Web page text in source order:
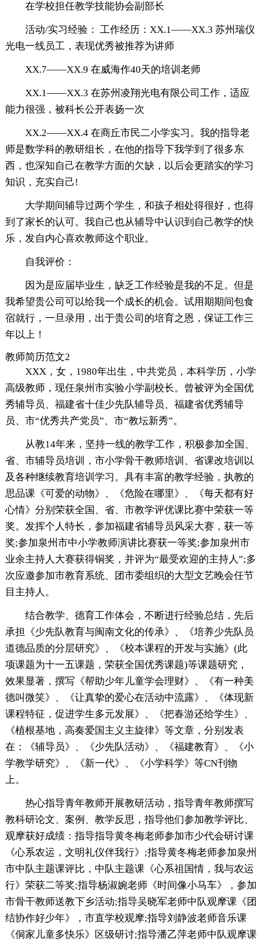
在学校担任教学技能协会副部长
活动/实习经验： 工作经历：XX.1——XX.3 苏州瑞仪
光电一线员工，表现优秀被推荐为讲师
XX.7——XX.9 在威海作40天的培训老师
XX.1——XX.3 在苏州凌翔光电有限公司工作，适应
能力很强，被科长公开表扬一次
XX.2——XX.4 在商丘市民二小学实习。我的指导老
师是数学科的教研组长，在他的指导下我学到了很多东
西，也深知自己在教学方面的欠缺，以后会更踏实的学习
知识，充实自己!
大学期间辅导过两个学生，和孩子相处得很好，也得
到了家长的认可。我自己也从辅导中认识到自己教学的快
乐，发自内心喜欢教师这个职业。
自我评价：
因为是应届毕业生，缺乏工作经验是我的不足。但是
我希望贵公司可以给我一个成长的机会。试用期期间包食
宿就行，一旦录用，出于贵公司的培育之恩，保证工作三
年以上！
教师简历范文2
XXX，女，1980年出生，中共党员，本科学历，小学
高级教师，现任泉州市实验小学副校长。曾被评为全国优
秀辅导员、福建省十佳少先队辅导员、福建省优秀辅导
员、市“优秀共产党员”、市“教坛新秀”。
从教14年来，坚持一线的教学工作，积极参加全国、
省、市辅导员培训，市小学骨干教师培训、省课改培训以
及各种继续教育培训学习。具有丰富的教学经验，执教的
思品课《可爱的动物》、《危险在哪里》、《每天都有好
心情》分别荣获全国、省、市教学评优课比赛中荣获一等
奖。发挥个人特长，参加福建省辅导员风采大赛，获一等
奖;参加泉州市中小学教师演讲比赛获一等奖;参加泉州市
业余主持人大赛获得铜奖，并评为“最受欢迎的主持人”;多
次应邀参加市教育系统、团市委组织的大型文艺晚会任节
目主持人。
结合教学、德育工作体会，不断进行经验总结，先后
承担《少先队教育与闽南文化的传承》、《培养少先队员
道德品质的分层研究》、《校本课程的开发与实施》(此
项课题为十一五课题，荣获全国优秀课题)等课题研究，
效果显著，撰写《帮助少年儿童学会理财》、《有一种美
德叫微笑》、《让真挚的爱心在活动中流露》、《体现新
课程特征，促进学生多元发展》、《把春游还给学生》、
《植根基地，高奏爱国主义主旋律》等文章，分别发表
在：《辅导员》、《少先队活动》、《福建教育》、《小
学教学研究》、《新一代》、《小学科学》等CN刊物
上。
热心指导青年教师开展教研活动，指导青年教师撰写
教科研论文、案例、教学反思，指导他们参加教学评比、
观摩获好成绩：指导指导黄冬梅老师参加市少代会研讨课
《心系农运，文明礼仪伴我行》;指导黄冬梅老师参加泉州
市中队主题课评比，中队主题课《心系祖国情，我与农运
行》荣获二等奖;指导杨淑婉老师《时间像小马车》，参加
市骨干教师送教下乡活动;指导吴晓军老师中队观摩课《团
结协作好少年》，市直学校观摩;指导刘静波老师音乐课
《侗家儿童多快乐》区级研讨;指导潘乙萍老师中队观摩课